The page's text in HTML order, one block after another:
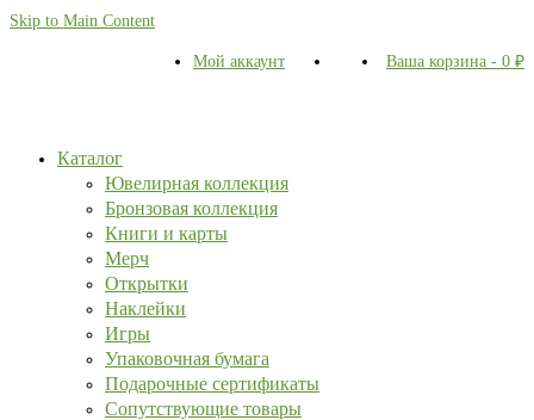
Skip to Main Content
Мой аккаунт Ваша корзина - 0 ₽
Каталог
Ювелирная коллекция
Бронзовая коллекция
Книги и карты
Мерч
Открытки
Наклейки
Игры
Упаковочная бумага
Подарочные сертификаты
Сопутствующие товары